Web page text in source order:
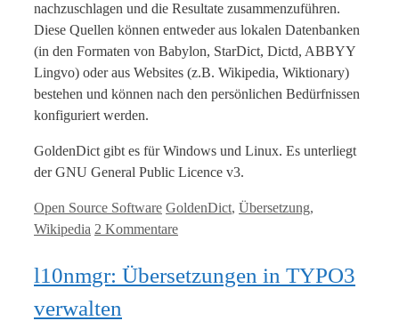
nachzuschlagen und die Resultate zusammenzuführen.
Diese Quellen können entweder aus lokalen Datenbanken
(in den Formaten von Babylon, StarDict, Dictd, ABBYY
Lingvo) oder aus Websites (z.B. Wikipedia, Wiktionary)
bestehen und können nach den persönlichen Bedürfnissen
konfiguriert werden.
GoldenDict gibt es für Windows und Linux. Es unterliegt
der GNU General Public Licence v3.
Kategorien
Open Source Software Tags
GoldenDict, Übersetzung,
Wikipedia 2 Kommentare
l10nmgr: Übersetzungen in TYPO3
verwalten